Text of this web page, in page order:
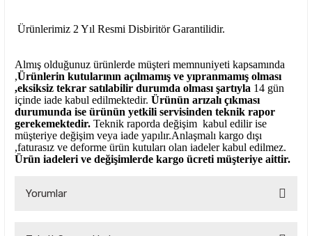
Ürünlerimiz 2 Yıl Resmi Disbiritör Garantilidir.
Almış olduğunuz ürünlerde müşteri memnuniyeti kapsamında
,Ürünlerin kutularının açılmamış ve yıpranmamış olması
,eksiksiz tekrar satılabilir durumda olması şartıyla 14 gün
içinde iade kabul edilmektedir. Ürünün arızalı çıkması
durumunda ise ürünün yetkili servisinden teknik rapor
gerekemektedir. Teknik raporda değişim kabul edilir ise
müşteriye değişim veya iade yapılır.Anlaşmalı kargo dışı
,faturasız ve deforme ürün kutuları olan iadeler kabul edilmez.
Ürün iadeleri ve değişimlerde kargo ücreti müşteriye aittir.
Yorumlar